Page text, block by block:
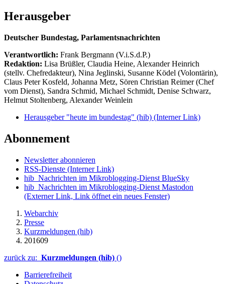
Herausgeber
Deutscher Bundestag, Parlamentsnachrichten
Verantwortlich: Frank Bergmann (V.i.S.d.P.)
Redaktion: Lisa Brüßler, Claudia Heine, Alexander Heinrich
(stellv. Chefredakteur), Nina Jeglinski, Susanne Ködel (Volontärin),
Claus Peter Kosfeld, Johanna Metz, Sören Christian Reimer (Chef
vom Dienst), Sandra Schmid, Michael Schmidt, Denise Schwarz,
Helmut Stoltenberg, Alexander Weinlein
Herausgeber "heute im bundestag" (hib) (Interner Link)
Abonnement
Newsletter abonnieren
RSS-Dienste (Interner Link)
hib_Nachrichten im Mikroblogging-Dienst BlueSky
hib_Nachrichten im Mikroblogging-Dienst Mastodon
(Externer Link, Link öffnet ein neues Fenster)
Webarchiv
Presse
Kurzmeldungen (hib)
201609
zurück zu: Kurzmeldungen (hib) ()
Barrierefreiheit